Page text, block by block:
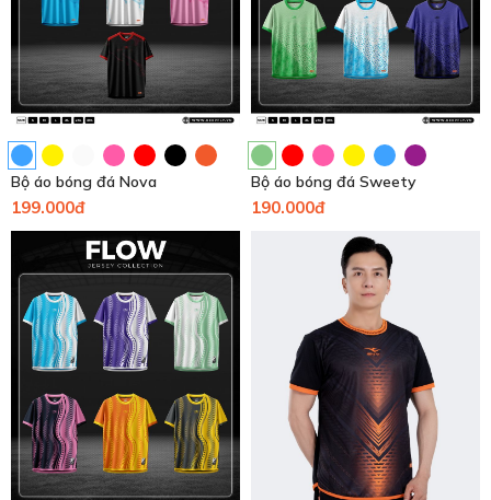
Bộ áo bóng đá Nova
199.000đ
Bộ áo bóng đá Sweety
190.000đ